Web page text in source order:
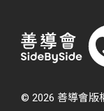
© 2026 善導會版